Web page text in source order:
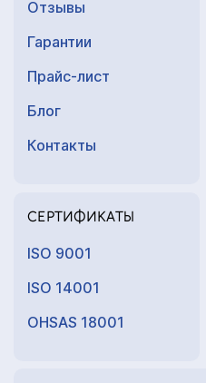
Отзывы
Гарантии
Прайс-лист
Блог
Контакты
СЕРТИФИКАТЫ
ISO 9001
ISO 14001
OHSAS 18001